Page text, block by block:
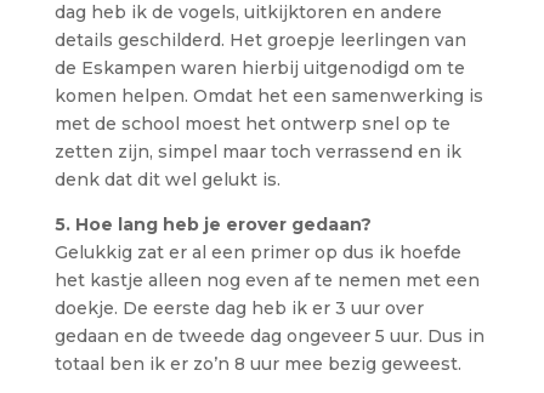
dag heb ik de vogels, uitkijktoren en andere
details geschilderd. Het groepje leerlingen van
de Eskampen waren hierbij uitgenodigd om te
komen helpen. Omdat het een samenwerking is
met de school moest het ontwerp snel op te
zetten zijn, simpel maar toch verrassend en ik
denk dat dit wel gelukt is.
5. Hoe lang heb je erover gedaan?
Gelukkig zat er al een primer op dus ik hoefde
het kastje alleen nog even af te nemen met een
doekje. De eerste dag heb ik er 3 uur over
gedaan en de tweede dag ongeveer 5 uur. Dus in
totaal ben ik er zo’n 8 uur mee bezig geweest.